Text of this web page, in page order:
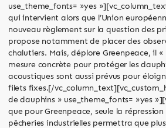
use_theme_fonts= »yes
qui intervient alors que l’Union
nouveau règlement sur la question des
propose notamment de placer des
chalutiers. Mais, déplore Greenpeace, il
mesure concrète pour protéger les
acoustiques sont aussi prévus pour
filets fixes.[/
de dauphins » use_theme_fonts= »yes
que pour Greenpeace, seule la
pêcheries industrielles permettra que